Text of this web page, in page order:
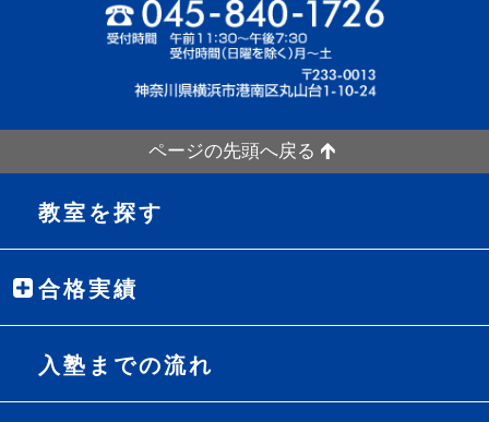
ページの先頭へ戻る
教室を探す
合格実績
入塾までの流れ